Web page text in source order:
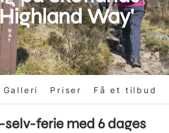
Way'
Galleri Priser Få et tilbud
selv-ferie med 6 dages